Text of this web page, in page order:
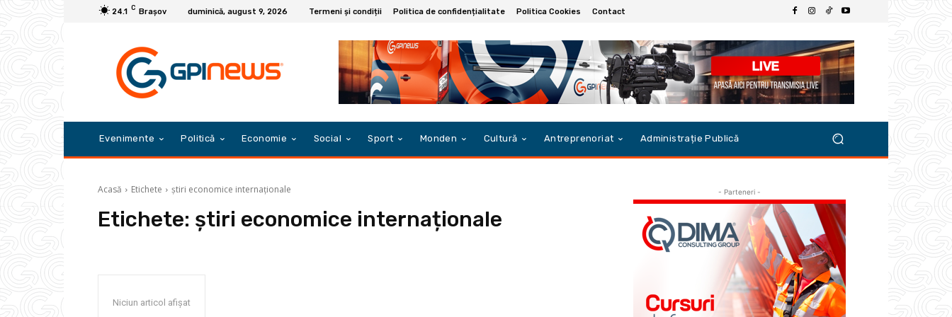
24.1 C Braşov duminică, august 9, 2026 Termeni și condiții Politica de confidențialitate Politica Cookies Contact
Evenimente Politică Economie Social Sport Monden Cultură Antreprenoriat Administrație Publică
Acasă Etichete știri economice internaționale
Etichete: știri economice internaționale
Niciun articol afișat
- Parteneri -